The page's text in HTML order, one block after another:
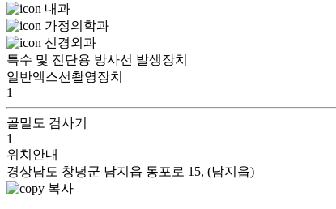
내과
가정의학과
신경외과
특수 및 진단용 방사선 발생장치
일반엑스선촬영장치
1
골밀도 검사기
1
위치안내
경상남도 창녕군 남지읍 동포로 15, (남지읍)
복사